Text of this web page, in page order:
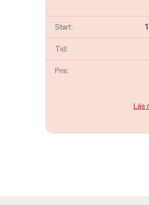
Start:
Tid:
Pris:
Läs